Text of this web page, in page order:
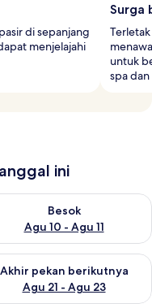
di sepanjang
menjelajahi
Surga
untuk
spa
ini
9 - Agu 10
Besok
Agu 10 - Agu 11
ketersediaan untuk
ini Agu 14 - Agu 16
Akhir pekan berikutnya
Agu 21 - Agu 23
ketersediaan untuk